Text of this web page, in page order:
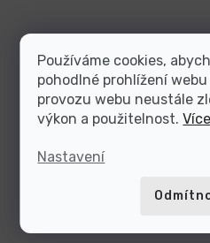
Používáme cookies,
pohodlné prohlížení
provozu webu neustále
výkon a použitelnost.
Nastavení